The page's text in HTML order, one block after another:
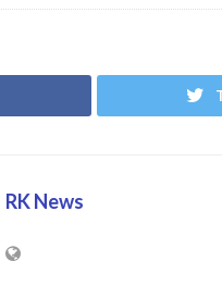
RK News